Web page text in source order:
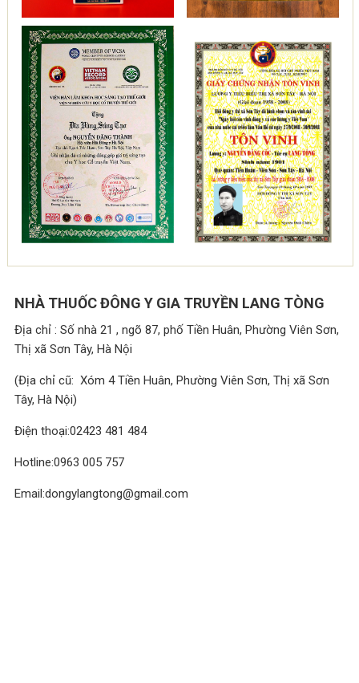
NHÀ THUỐC ĐÔNG Y GIA TRUYỀN LANG TÒNG
Địa chỉ : Số nhà 21 , ngõ 87, phố Tiền Huân, Phường Viên Sơn,
Thị xã Sơn Tây, Hà Nội
(Địa chỉ cũ: Xóm 4 Tiền Huân, Phường Viên Sơn, Thị xã Sơn
Tây, Hà Nội)
Điện thoại:02423 481 484
Hotline:0963 005 757
Email:dongylangtong@gmail.com